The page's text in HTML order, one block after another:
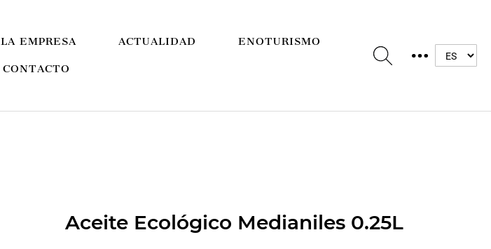
LA EMPRESA ACTUALIDAD ENOTURISMO
CONTACTO
Aceite Ecológico Medianiles 0.25L